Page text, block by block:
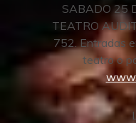
SABADO 25
TEATRO
752. Entradas
teatro o